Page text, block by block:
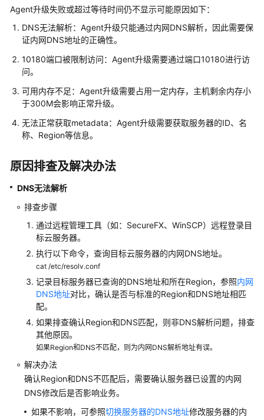
考
场
代
码
示
例
常
题
品
咨
询
Agent
相
关
护
相
漏
洞
管
Agent升级失败或超过等待时间仍不显示可能原因如下：
DNS无法解析：Agent升级只能通过内网DNS解析，因此需要保
证内网DNS地址的正确性。
10180端口被限制访问：Agent升级需要通过端口10180进行访
问。
可用内存不足：Agent升级需要占用一定内存，主机剩余内存小
于300M会影响正常升级。
无法正常获取metadata：Agent升级需要获取服务器的ID、名
称、Region等信息。
原因排查及解决办法
DNS无法解析
排查步骤
通过远程管理工具（如：SecureFX、WinSCP）远程登录目
标云服务器。
执行以下命令，查询目标云服务器的内网DNS地址。
cat /etc/resolv.conf
记录目标服务器已查询的DNS地址和所在Region，参照内网
DNS地址对比，确认是否与标准的Region和DNS地址相匹
配。
如果排查确认Region和DNS匹配，则非DNS解析问题，排查
其他原因。
如果Region和DNS不匹配，则为内网DNS解析地址有误。
解决办法
确认Region和DNS不匹配后，需要确认服务器已设置的内网
DNS修改后是否影响业务。
如果不影响，可参照切换服务器的DNS地址修改服务器的内